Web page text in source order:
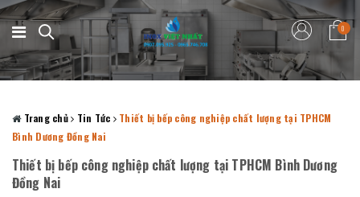
0
Trang chủ Tin Tức
Thiết bị bếp công nghiệp chất lượng tại TPHCM
Bình Dương Đồng Nai
Thiết bị bếp công nghiệp chất lượng tại TPHCM Bình Dương
Đồng Nai